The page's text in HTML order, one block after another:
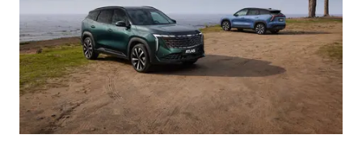
MONJARO
от 4 349 990 ₽*
PREFACE
от 3 079 990 ₽*
ФИНАНСЫ И УСЛУГИ
Автокредит
Расчет КАСКО
Советы по эксплуатации
Спецпредложения
ПОДДЕРЖКА
Помощь на дорогах